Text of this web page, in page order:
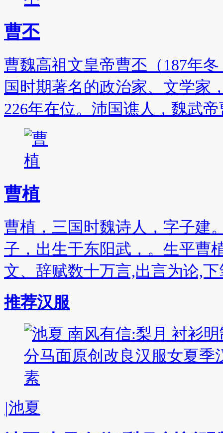
曹丕
曹魏高祖文皇帝曹丕（187年
国时期著名的政治家、文学家
226年在位。沛国谯人，魏武
曹植
曹植，三国时魏诗人，字子建
子，出生于东阳武，。生平曹
文、辞赋数十万言,出言为论,
推荐汉服
|池夏